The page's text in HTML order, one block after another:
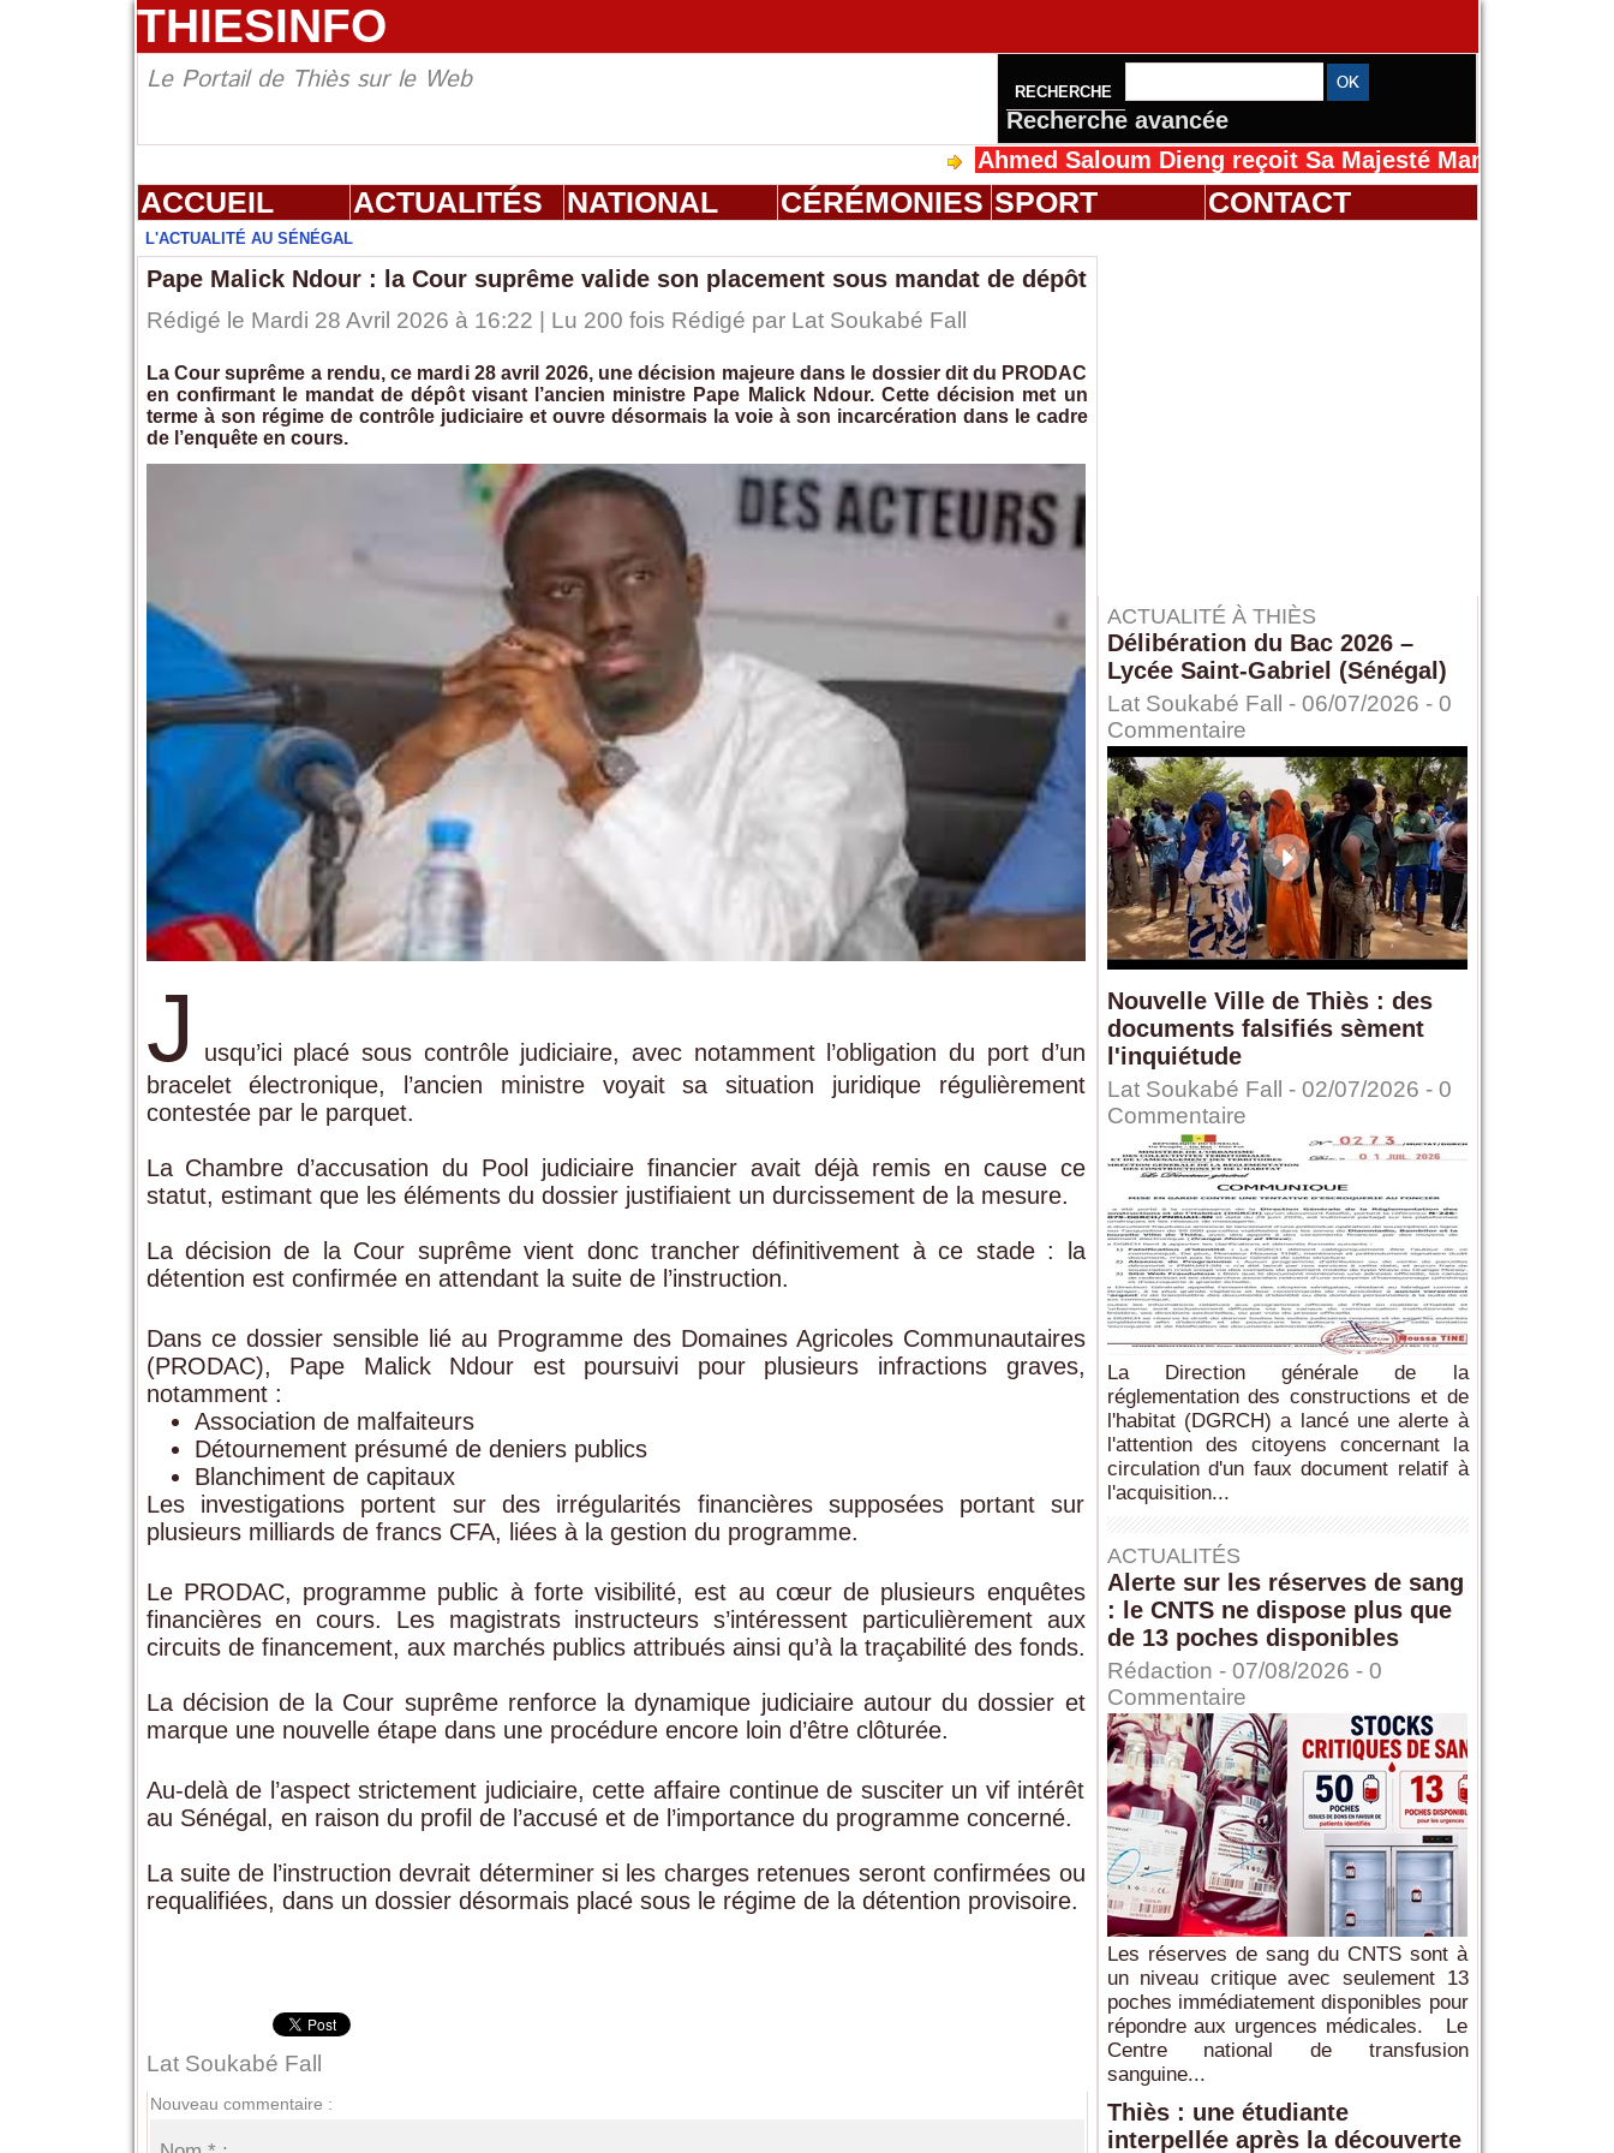
THIESINFO
Le Portail de Thiès sur le Web RECHERCHE
Recherche avancée
Ahmed Saloum Dieng reçoit Sa Majesté Mansah Cissé au
ACCUEIL ACTUALITÉS NATIONAL CÉRÉMONIES SPORT CONTACT
L'ACTUALITÉ AU SÉNÉGAL
Pape Malick Ndour : la Cour suprême valide son placement sous mandat de dépôt
Rédigé le Mardi 28 Avril 2026 à 16:22 | Lu 200 fois Rédigé par Lat Soukabé Fall
La Cour suprême a rendu, ce mardi 28 avril 2026, une décision majeure dans le dossier dit du PRODAC
en confirmant le mandat de dépôt visant l’ancien ministre Pape Malick Ndour. Cette décision met un
terme à son régime de contrôle judiciaire et ouvre désormais la voie à son incarcération dans le cadre
de l’enquête en cours.
J
usqu’ici placé sous contrôle judiciaire, avec notamment l’obligation du port d’un
bracelet électronique, l’ancien ministre voyait sa situation juridique régulièrement
contestée par le parquet.
La Chambre d’accusation du Pool judiciaire financier avait déjà remis en cause ce
statut, estimant que les éléments du dossier justifiaient un durcissement de la mesure.
La décision de la Cour suprême vient donc trancher définitivement à ce stade : la
détention est confirmée en attendant la suite de l’instruction.
Dans ce dossier sensible lié au Programme des Domaines Agricoles Communautaires
(PRODAC), Pape Malick Ndour est poursuivi pour plusieurs infractions graves,
notamment :
Association de malfaiteurs
Détournement présumé de deniers publics
Blanchiment de capitaux
Les investigations portent sur des irrégularités financières supposées portant sur
plusieurs milliards de francs CFA, liées à la gestion du programme.
Le PRODAC, programme public à forte visibilité, est au cœur de plusieurs enquêtes
financières en cours. Les magistrats instructeurs s’intéressent particulièrement aux
circuits de financement, aux marchés publics attribués ainsi qu’à la traçabilité des fonds.
La décision de la Cour suprême renforce la dynamique judiciaire autour du dossier et
marque une nouvelle étape dans une procédure encore loin d’être clôturée.
Au-delà de l’aspect strictement judiciaire, cette affaire continue de susciter un vif intérêt
au Sénégal, en raison du profil de l’accusé et de l’importance du programme concerné.
La suite de l’instruction devrait déterminer si les charges retenues seront confirmées ou
requalifiées, dans un dossier désormais placé sous le régime de la détention provisoire.
Lat Soukabé Fall
Nouveau commentaire :
ACTUALITÉ À THIÈS
Délibération du Bac 2026 –
Lycée Saint-Gabriel (Sénégal)
Lat Soukabé Fall - 06/07/2026 - 0
Commentaire
Nouvelle Ville de Thiès : des
documents falsifiés sèment
l'inquiétude
Lat Soukabé Fall - 02/07/2026 - 0
Commentaire
La Direction générale de la
réglementation des constructions et de
l'habitat (DGRCH) a lancé une alerte à
l'attention des citoyens concernant la
circulation d'un faux document relatif à
l'acquisition...
ACTUALITÉS
Alerte sur les réserves de sang
: le CNTS ne dispose plus que
de 13 poches disponibles
Rédaction - 07/08/2026 - 0
Commentaire
Les réserves de sang du CNTS sont à
un niveau critique avec seulement 13
poches immédiatement disponibles pour
répondre aux urgences médicales. Le
Centre national de transfusion
sanguine...
Thiès : une étudiante
interpellée après la découverte